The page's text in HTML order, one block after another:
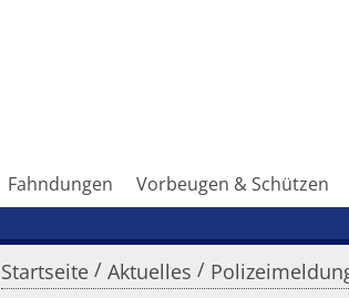
Fahndungen Vorbeugen & Schützen
Startseite / Aktuelles /